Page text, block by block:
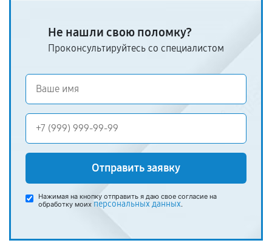
Не нашли свою поломку?
Проконсультируйтесь со специалистом
Отправить заявку
Нажимая на кнопку отправить я даю свое согласие на
обработку моих персональных данных.